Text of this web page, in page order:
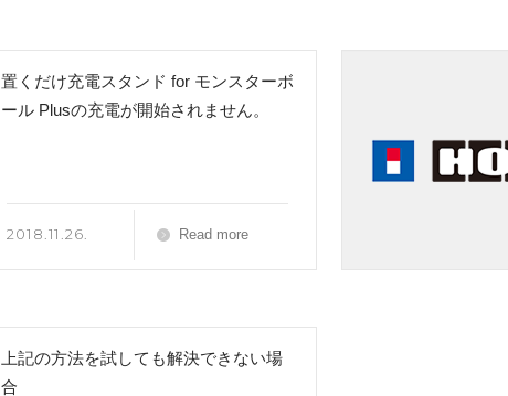
置くだけ充電スタンド for モンスターボ
ール Plusの充電が開始されません。
2018.11.26. Read more
上記の方法を試しても解決できない場
合